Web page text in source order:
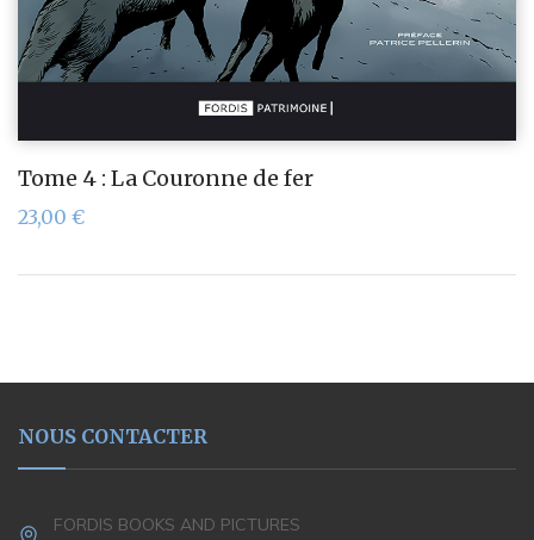
Tome 4 : La Couronne de fer
23,00 €
NOUS CONTACTER
FORDIS BOOKS AND PICTURES